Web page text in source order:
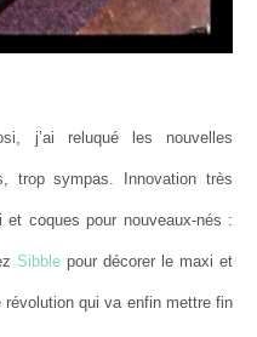
j’ai reluqué les nouvelles
trop sympas. Innovation très
coques pour nouveaux-nés :
Sibblepour décorer le maxi et
qui va enfin mettre fin